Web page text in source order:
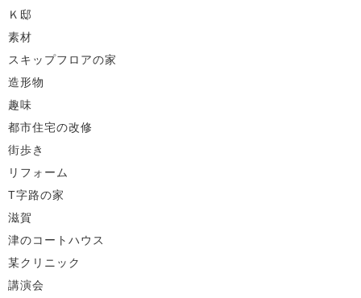
Ｋ邸
素材
スキップフロアの家
造形物
趣味
都市住宅の改修
街歩き
リフォーム
T字路の家
滋賀
津のコートハウス
某クリニック
講演会